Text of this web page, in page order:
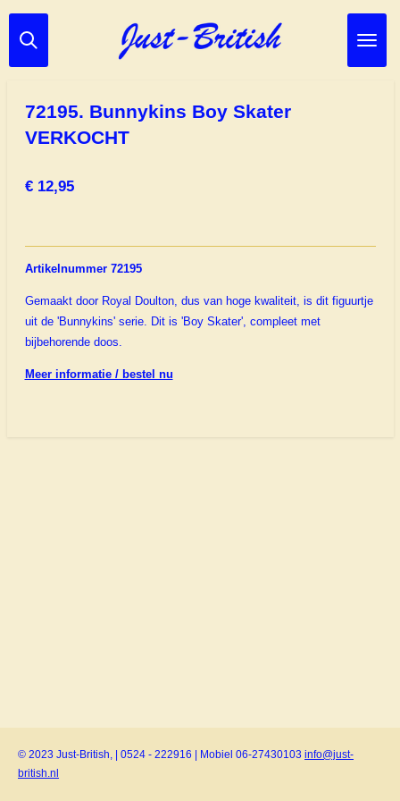
Ga
direct
72195. Bunnykins Boy Skater
VERKOCHT
€ 12,95
Artikelnummer 72195
Gemaakt door Royal Doulton, dus van hoge kwaliteit, is dit figuurtje
uit de 'Bunnykins' serie. Dit is 'Boy Skater', compleet met
bijbehorende doos.
Meer informatie / bestel nu
© 2023 Just-British, | 0524 - 222916 | Mobiel 06-27430103 info@just-
british.nl